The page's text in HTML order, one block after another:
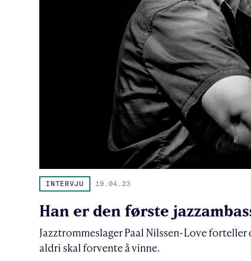
INTERVJU 19.04.23
Han er den første
Jazztrommeslager Paal Nilssen-Love
aldri skal forvente å vinne.